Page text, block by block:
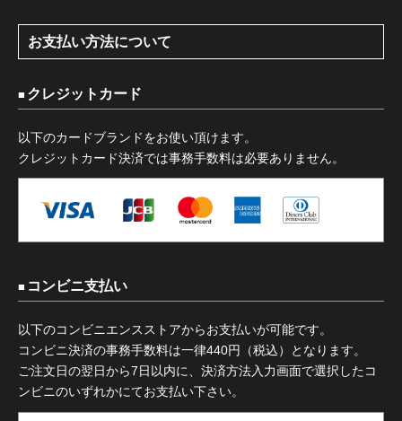
お支払い方法について
クレジットカード
以下のカードブランドをお使い頂けます。
クレジットカード決済では事務手数料は必要ありません。
コンビニ支払い
以下のコンビニエンスストアからお支払いが可能です。
コンビニ決済の事務手数料は一律440円（税込）となります。
ご注文日の翌日から7日以内に、決済方法入力画面で選択したコ
ンビニのいずれかにてお支払い下さい。